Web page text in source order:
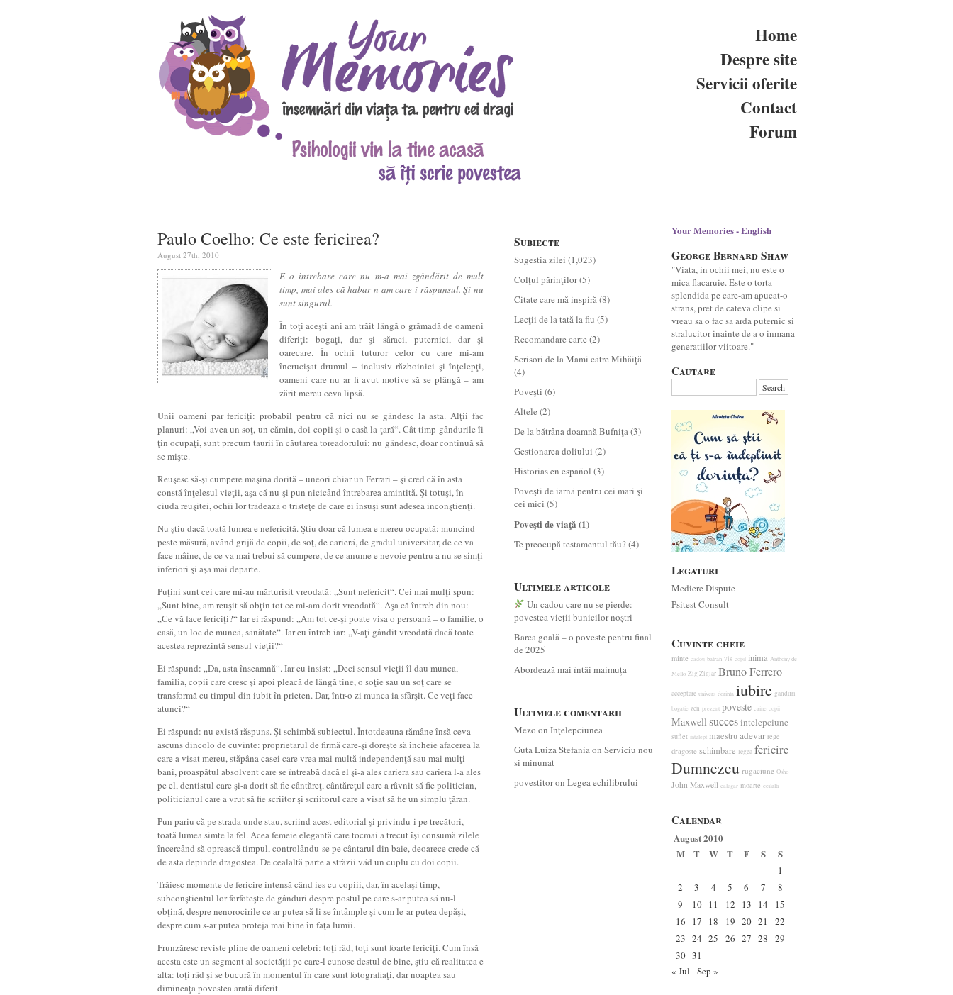
Home
Despre site
Servicii oferite
Contact
Forum
Paulo Coelho: Ce este fericirea?
August 27th, 2010
E o întrebare care nu m-a mai zgândărit de mult
timp, mai ales că habar n-am care-i răspunsul. Şi nu
sunt singurul.
În toţi aceşti ani am trăit lângă o grămadă de oameni
diferiţi: bogaţi, dar şi săraci, puternici, dar şi
oarecare. În ochii tuturor celor cu care mi-am
încrucişat drumul – inclusiv războinici şi înţelepţi,
oameni care nu ar fi avut motive să se plângă – am
zărit mereu ceva lipsă.
Unii oameni par fericiţi: probabil pentru că nici nu se gândesc la asta. Alţii fac
planuri: „Voi avea un soţ, un cămin, doi copii şi o casă la ţară“. Cât timp gândurile îi
ţin ocupaţi, sunt precum taurii în căutarea toreadorului: nu gândesc, doar continuă să
se mişte.
Reuşesc să-şi cumpere maşina dorită – uneori chiar un Ferrari – şi cred că în asta
constă înţelesul vieţii, aşa că nu-şi pun nicicând întrebarea amintită. Şi totuşi, în
ciuda reuşitei, ochii lor trădează o tristeţe de care ei însuşi sunt adesea inconştienţi.
Nu ştiu dacă toată lumea e nefericită. Ştiu doar că lumea e mereu ocupată: muncind
peste măsură, având grijă de copii, de soţ, de carieră, de gradul universitar, de ce va
face mâine, de ce va mai trebui să cumpere, de ce anume e nevoie pentru a nu se simţi
inferiori şi aşa mai departe.
Puţini sunt cei care mi-au mărturisit vreodată: „Sunt nefericit“. Cei mai mulţi spun:
„Sunt bine, am reuşit să obţin tot ce mi-am dorit vreodată“. Aşa că întreb din nou:
„Ce vă face fericiţi?“ Iar ei răspund: „Am tot ce-şi poate visa o persoană – o familie, o
casă, un loc de muncă, sănătate“. Iar eu întreb iar: „V-aţi gândit vreodată dacă toate
acestea reprezintă sensul vieţii?“
Ei răspund: „Da, asta înseamnă“. Iar eu insist: „Deci sensul vieţii îl dau munca,
familia, copii care cresc şi apoi pleacă de lângă tine, o soţie sau un soţ care se
transformă cu timpul din iubit în prieten. Dar, într-o zi munca ia sfârşit. Ce veţi face
atunci?“
Ei răspund: nu există răspuns. Şi schimbă subiectul. Întotdeauna rămâne însă ceva
ascuns dincolo de cuvinte: proprietarul de firmă care-şi doreşte să încheie afacerea la
care a visat mereu, stăpâna casei care vrea mai multă independenţă sau mai mulţi
bani, proaspătul absolvent care se întreabă dacă el şi-a ales cariera sau cariera l-a ales
pe el, dentistul care şi-a dorit să fie cântăreţ, cântăreţul care a râvnit să fie politician,
politicianul care a vrut să fie scriitor şi scriitorul care a visat să fie un simplu ţăran.
Pun pariu că pe strada unde stau, scriind acest editorial şi privindu-i pe trecători,
toată lumea simte la fel. Acea femeie elegantă care tocmai a trecut îşi consumă zilele
încercând să oprească timpul, controlându-se pe cântarul din baie, deoarece crede că
de asta depinde dragostea. De cealaltă parte a străzii văd un cuplu cu doi copii.
Trăiesc momente de fericire intensă când ies cu copiii, dar, în acelaşi timp,
subconştientul lor forfoteşte de gânduri despre postul pe care s-ar putea să nu-l
obţină, despre nenorocirile ce ar putea să li se întâmple şi cum le-ar putea depăşi,
despre cum s-ar putea proteja mai bine în faţa lumii.
Frunzăresc reviste pline de oameni celebri: toţi râd, toţi sunt foarte fericiţi. Cum însă
acesta este un segment al societăţii pe care-l cunosc destul de bine, ştiu că realitatea e
alta: toţi râd şi se bucură în momentul în care sunt fotografiaţi, dar noaptea sau
dimineaţa povestea arată diferit.
Subiecte
Sugestia zilei (1,023)
Colţul părinţilor(5)
Citate care mă inspiră(8)
Lecţii de la tată la fiu (5)
Recomandare carte (2)
Scrisori de la Mami către Mihăiţă
(4)
Poveşti (6)
Altele (2)
De la bătrâna doamnă Bufniţa(3)
Gestionarea doliului (2)
Historias en español (3)
Poveşti de iarnă pentru cei mari şi
cei mici (5)
Poveşti de viaţă (1)
Te preocupă testamentul tău?(4)
Ultimele articole
Un cadou care nu se pierde:
povestea vieții bunicilor noștri
Barca goală – o poveste pentru final
de 2025
Abordează mai întâi maimuța
Ultimele comentarii
Mezo on Înţelepciunea
Guta Luiza Stefaniaon Serviciu nou
si minunat
povestitoron Legea echilibrului
Your Memories - English
George Bernard Shaw
"Viata, in ochii mei, nu este o
mica flacaruie. Este o torta
splendida pe care-am apucat-o
strans, pret de cateva clipe si
vreau sa o fac sa arda puternic si
stralucitor inainte de a o inmana
generatiilor viitoare."
Cautare
Legaturi
Mediere Dispute
Psitest Consult
Cuvinte cheie
minte cadou batran vis copil inima Anthony de
Mello Zig Ziglar Bruno Ferrero
acceptare univers dorinta iubire ganduri
bogatie zen prezent poveste caine copii
Maxwellsuccesintelepciune
suflet intelept maestruadevar rege
dragoste schimbare legea fericire
Dumnezeu rugaciune Osho
John Maxwell calugar moarte ceilalti
Calendar
August 2010
M
T W T F S S
1
2
3 4 5 6 7
8
9
10 11 12 13 14
15
16
17 18 19 20 21
22
23 24 25 26 27 28
29
30 31
« Jul
Sep »